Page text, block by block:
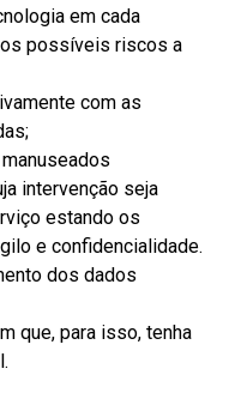
em cada
possíveis riscos a
com as
intervenção seja
estando os
e confidencialidade.
dos dados
que, para isso, tenha